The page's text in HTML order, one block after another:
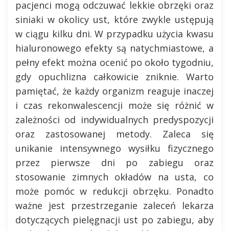
pacjenci mogą odczuwać lekkie obrzęki oraz
siniaki w okolicy ust, które zwykle ustępują
w ciągu kilku dni. W przypadku użycia kwasu
hialuronowego efekty są natychmiastowe, a
pełny efekt można ocenić po około tygodniu,
gdy opuchlizna całkowicie zniknie. Warto
pamiętać, że każdy organizm reaguje inaczej
i czas rekonwalescencji może się różnić w
zależności od indywidualnych predyspozycji
oraz zastosowanej metody. Zaleca się
unikanie intensywnego wysiłku fizycznego
przez pierwsze dni po zabiegu oraz
stosowanie zimnych okładów na usta, co
może pomóc w redukcji obrzęku. Ponadto
ważne jest przestrzeganie zaleceń lekarza
dotyczących pielęgnacji ust po zabiegu, aby